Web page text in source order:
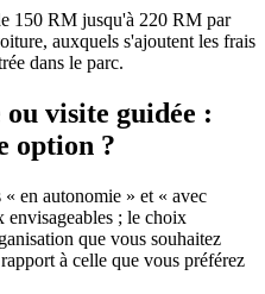
150 RM jusqu'à 220 RM par
auxquels s'ajoutent les frais
dans le parc.
visite guidée :
option ?
en autonomie » et « avec
envisageables ; le choix
que vous souhaitez
à celle que vous préférez